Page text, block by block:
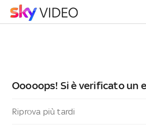
Ooooops! Si è verificato un
Riprova più tardi